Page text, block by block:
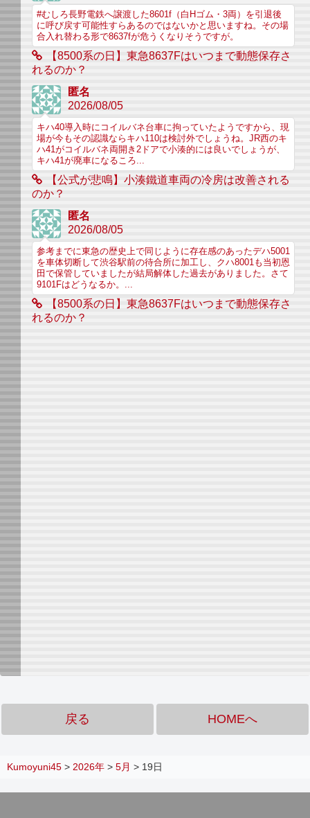
#むしろ長野電鉄へ譲渡した8601f（白Hゴム・3両）を引退後
に呼び戻す可能性すらあるのではないかと思いますね。その場
合入れ替わる形で8637fが危うくなりそうですが。
【8500系の日】東急8637Fはいつまで動態保存さ
れるのか？
匿名
2026/08/05
キハ40導入時にコイルバネ台車に拘っていたようですから、現
場が今もその認識ならキハ110は検討外でしょうね。JR西のキ
ハ41がコイルバネ両開き2ドアで小湊的には良いでしょうが、
キハ41が廃車になるころ...
【公式が悲鳴】小湊鐵道車両の冷房は改善される
のか？
匿名
2026/08/05
参考までに東急の歴史上で同じように存在感のあったデハ5001
を車体切断して渋谷駅前の待合所に加工し、クハ8001も当初恩
田で保管していましたが結局解体した過去がありました。さて
9101Fはどうなるか。...
【8500系の日】東急8637Fはいつまで動態保存さ
れるのか？
戻る HOMEへ
Kumoyuni45 > 2026年 > 5月 > 19日